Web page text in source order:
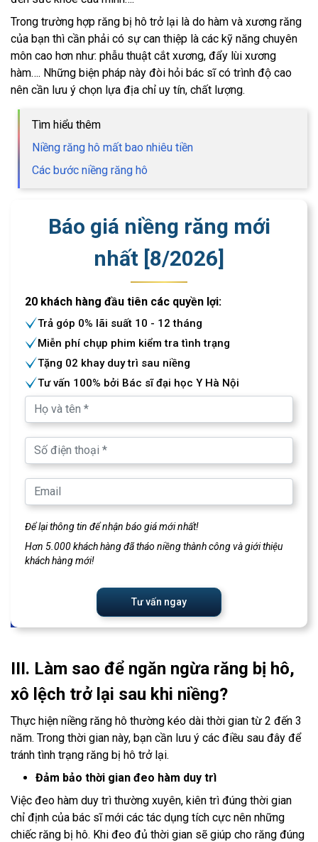
Trong trường hợp răng bị hô trở lại là do hàm và xương răng
của bạn thì cần phải có sự can thiệp là các kỹ năng chuyên
môn cao hơn như: phẫu thuật cắt xương, đẩy lùi xương
hàm…. Những biện pháp này đòi hỏi bác sĩ có trình độ cao
nên cần lưu ý chọn lựa địa chỉ uy tín, chất lượng.
Tìm hiểu thêm
Niềng răng hô mất bao nhiêu tiền
Các bước niềng răng hô
Báo giá niềng răng mới
nhất [8/2026]
20 khách hàng đầu tiên các quyền lợi:
Trả góp 0% lãi suất 10 - 12 tháng
Miễn phí chụp phim kiểm tra tình trạng
Tặng 02 khay duy trì sau niềng
Tư vấn 100% bởi Bác sĩ đại học Y Hà Nội
Để lại thông tin để nhận báo giá mới nhất!
Hơn 5.000 khách hàng đã tháo niềng thành công và giới thiệu
khách hàng mới!
Tư vấn ngay
III. Làm sao để ngăn ngừa răng bị hô,
xô lệch trở lại sau khi niềng?
Thực hiện niềng răng hô thường kéo dài thời gian từ 2 đến 3
năm. Trong thời gian này, bạn cần lưu ý các điều sau đây để
tránh tình trạng răng bị hô trở lại.
Đảm bảo thời gian đeo hàm duy trì
Việc đeo hàm duy trì thường xuyên, kiên trì đúng thời gian
chỉ định của bác sĩ mới các tác dụng tích cực nên những
chiếc răng bị hô. Khi đeo đủ thời gian sẽ giúp cho răng đúng